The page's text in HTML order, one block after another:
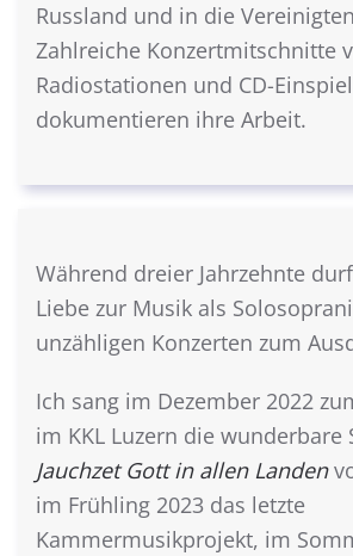
Russland und in die
Zahlreiche Konzertmitschnitte
Radiostationen und CD-
dokumentieren ihre Arbeit.
Während dreier Jahrzehnte
Liebe zur Musik als
unzähligen Konzerten zum
Ich sang im Dezember 2022
im KKL Luzern die wunderbare
Jauchzet Gott in allen Landen
im Frühling 2023 das letzte
Kammermusikprojekt, im